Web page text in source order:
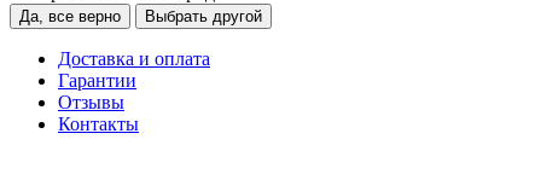
Да, все верно Выбрать другой
Доставка и оплата
Гарантии
Отзывы
Контакты